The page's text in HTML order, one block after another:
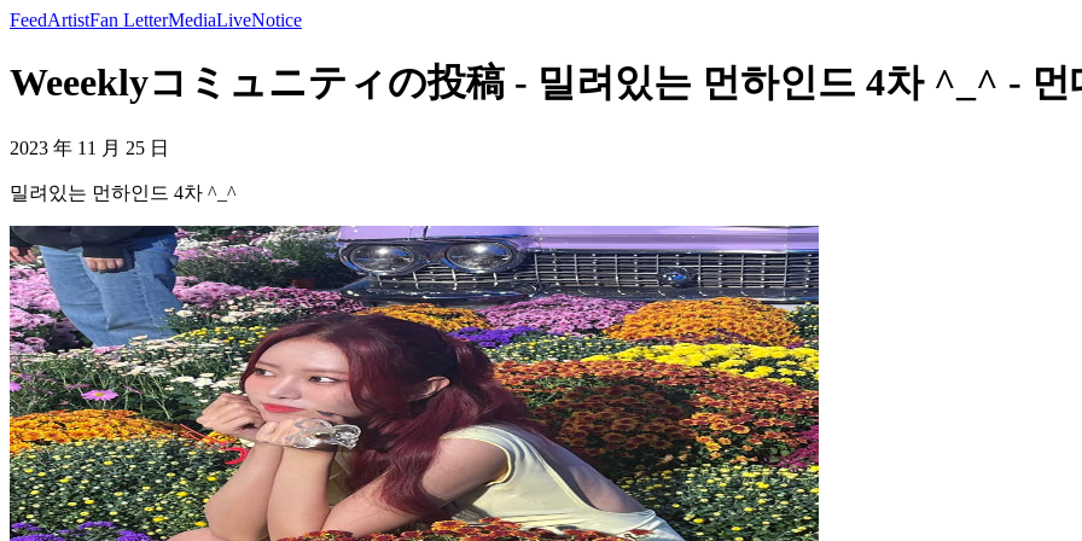
FeedArtistFan LetterMediaLiveNotice
Weeeklyコミュニティの投稿 - 밀려있는 먼하인드 4차 ^_^ - 먼
2023 年 11 月 25 日
밀려있는 먼하인드 4차 ^_^